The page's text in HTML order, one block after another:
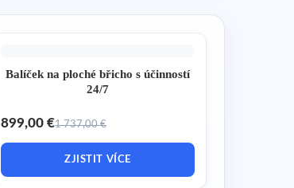
Balíček na ploché břicho s účinností
24/7
899,00 €1 737,00 €
ZJISTIT VÍCE